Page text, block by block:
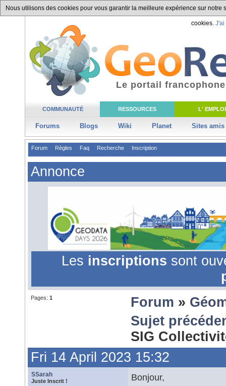
Nous utilisons des cookies pour vous garantir la meilleure expérience sur
cookies. J'ai
COMMUNAUTÉ RESSOURCES L' EMPLOI
Forums Blogs Wiki Planet Sites amis
Le portail
Forum Règles Faq Recherche Inscription
Annonce
Les inscriptions sont
Pages: 1 Forum »
Sujet
SIG
Fri 14 April 2023 15:32
SSarah
Juste Inscrit !
Bonjour,